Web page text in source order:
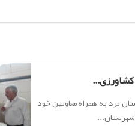
یزد به همراه معاونین خود